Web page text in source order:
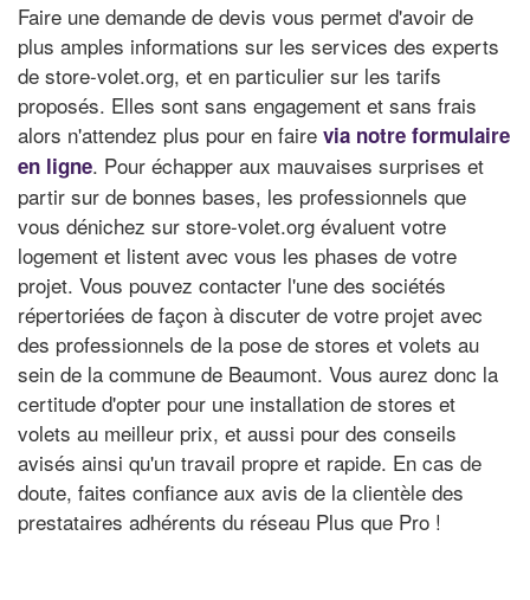
Faire une demande de devis vous permet d'avoir de
plus amples informations sur les services des experts
de store-volet.org, et en particulier sur les tarifs
proposés. Elles sont sans engagement et sans frais
alors n'attendez plus pour en faire via notre formulaire
en ligne. Pour échapper aux mauvaises surprises et
partir sur de bonnes bases, les professionnels que
vous dénichez sur store-volet.org évaluent votre
logement et listent avec vous les phases de votre
projet. Vous pouvez contacter l'une des sociétés
répertoriées de façon à discuter de votre projet avec
des professionnels de la pose de stores et volets au
sein de la commune de Beaumont. Vous aurez donc la
certitude d'opter pour une installation de stores et
volets au meilleur prix, et aussi pour des conseils
avisés ainsi qu'un travail propre et rapide. En cas de
doute, faites confiance aux avis de la clientèle des
prestataires adhérents du réseau Plus que Pro !